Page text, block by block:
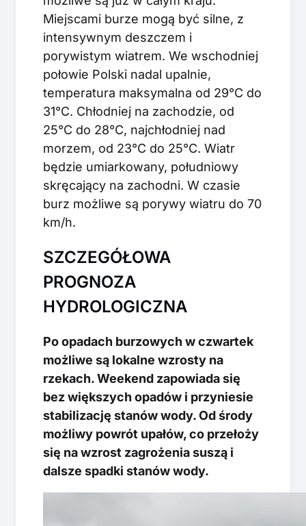
Miejscami burze mogą być silne, z
intensywnym deszczem i
porywistym wiatrem. We wschodniej
połowie Polski nadal upalnie,
temperatura maksymalna od 29°C do
31°C. Chłodniej na zachodzie, od
25°C do 28°C, najchłodniej nad
morzem, od 23°C do 25°C. Wiatr
będzie umiarkowany, południowy
skręcający na zachodni. W czasie
burz możliwe są porywy wiatru do 70
km/h.
SZCZEGÓŁOWA
PROGNOZA
HYDROLOGICZNA
Po opadach burzowych w czwartek
możliwe są lokalne wzrosty na
rzekach. Weekend zapowiada się
bez większych opadów i przyniesie
stabilizację stanów wody. Od środy
możliwy powrót upałów, co przełoży
się na wzrost zagrożenia suszą i
dalsze spadki stanów wody.